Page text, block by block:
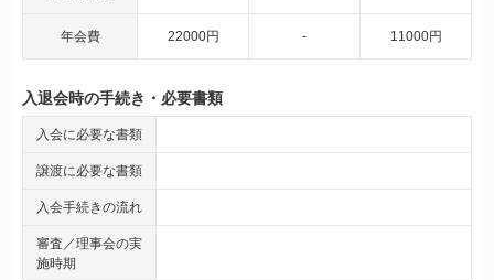
年会費 22000円 - 11000円
入退会時の手続き・必要書類
入会に必要な書類
譲渡に必要な書類
入会手続きの流れ
審査／理事会の実
施時期